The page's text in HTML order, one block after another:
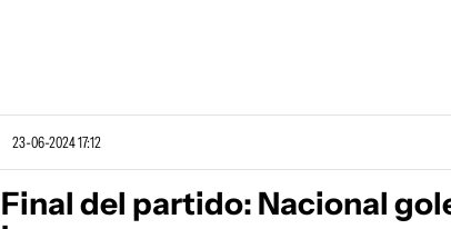
23-06-2024 17:12
Final del partido: Nacional